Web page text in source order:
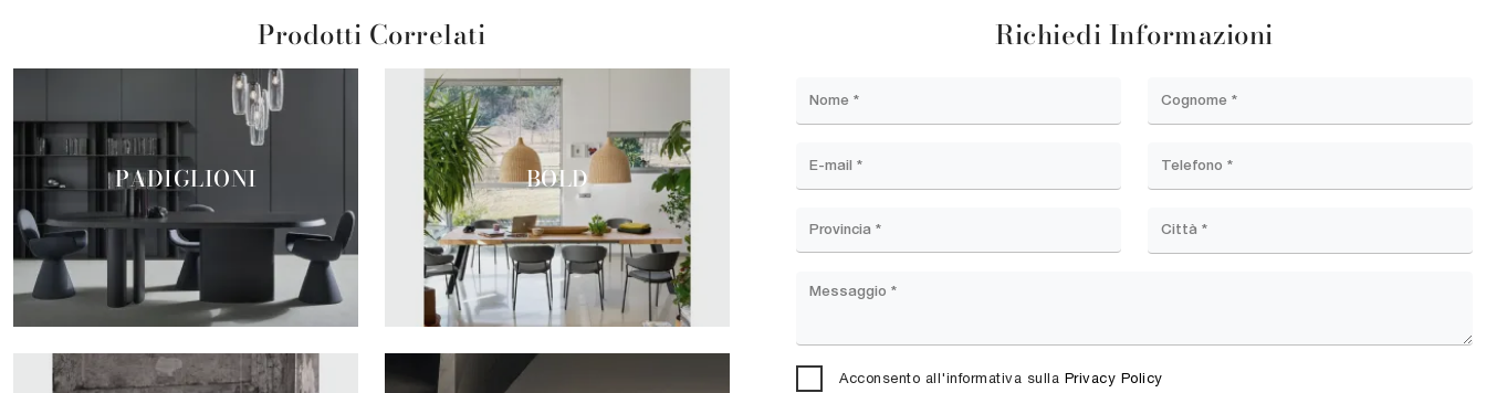
Prodotti Correlati
PADIGLIONI BOLD
Richiedi Informazioni
Acconsento all'informativa sulla Privacy Policy